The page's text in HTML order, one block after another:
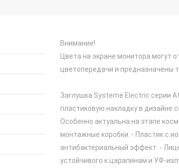
Внимание!
Цвета на экране монитора могут
цветопередачи и предназначены
Заглушка Systeme Electric серии
пластиковую накладку в дизайне
Особенно актуальна на этапе
монтажные коробки. - Пластик с
антибактериальный эффект. -
устойчивого к царапинам и УФ-